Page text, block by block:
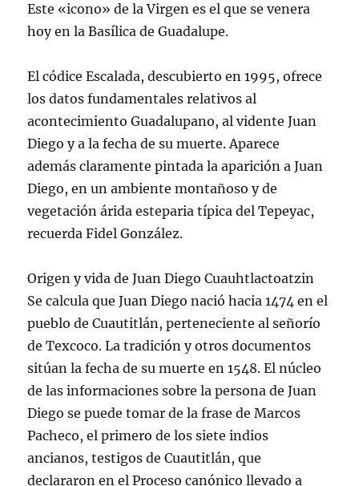
Este «icono» de la Virgen es el que se venera
hoy en la Basílica de Guadalupe.
El códice Escalada, descubierto en 1995, ofrece
los datos fundamentales relativos al
acontecimiento Guadalupano, al vidente Juan
Diego y a la fecha de su muerte. Aparece
además claramente pintada la aparición a Juan
Diego, en un ambiente montañoso y de
vegetación árida esteparia típica del Tepeyac,
recuerda Fidel González.
Origen y vida de Juan Diego Cuauhtlactoatzin
Se calcula que Juan Diego nació hacia 1474 en el
pueblo de Cuautitlán, perteneciente al señorío
de Texcoco. La tradición y otros documentos
sitúan la fecha de su muerte en 1548. El núcleo
de las informaciones sobre la persona de Juan
Diego se puede tomar de la frase de Marcos
Pacheco, el primero de los siete indios
ancianos, testigos de Cuautitlán, que
declararon en el Proceso canónico llevado a